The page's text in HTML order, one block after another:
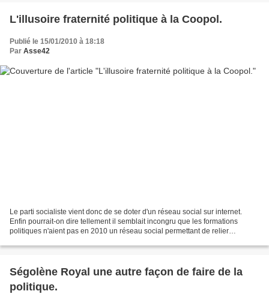
L'illusoire fraternité politique à la Coopol.
Publié le 15/01/2010 à 18:18
Par Asse42
Le parti socialiste vient donc de se doter d'un réseau social sur internet.
Enfin pourrait-on dire tellement il semblait incongru que les formations
politiques n'aient pas en 2010 un réseau social permettant de relier
Ségolène Royal une autre façon de faire de la
politique.